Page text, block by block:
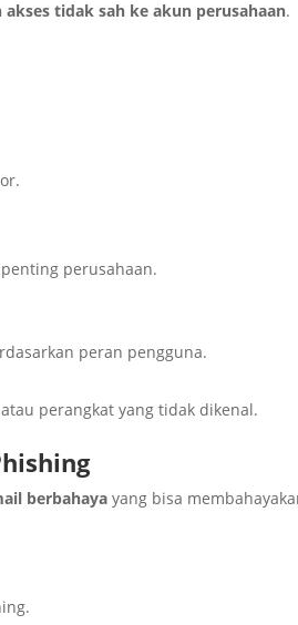
akses tidak sah ke akun perusahaan.
perusahaan.
peran pengguna.
perangkat yang tidak dikenal.
berbahaya yang bisa